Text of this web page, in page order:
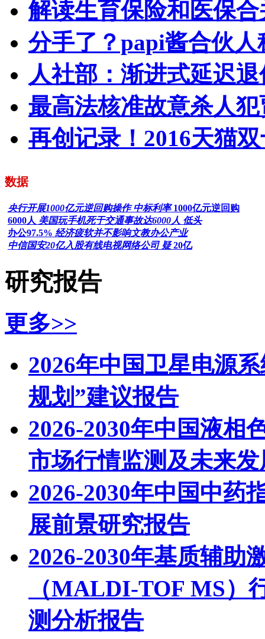
解读生育保险和医保
分手了？papi酱合伙
人社部：渐进式延迟
最高法核准故意杀人
再创记录！2016天猫
数据
央行开展1000亿元逆回购操作 中标利率 1000亿元逆回购
6000人 美国玩手机死于交通事故达6000人 低头
办公97.5% 经济疲软并不影响文教办公产业
中信国安20亿入股有线电视网络公司 疑 20亿
研究报告
更多>>
2026年中国卫星电源
规划”建议报告
2026-2030年中国液相
市场行情监测及未来
2026-2030年中国中药
展前景研究报告
2026-2030年基质辅助
（MALDI-TOF MS）
测分析报告